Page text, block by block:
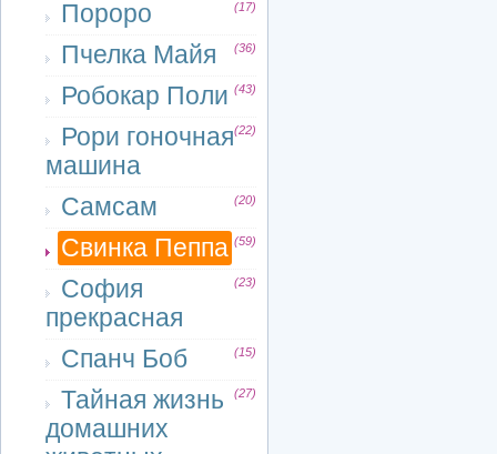
Пороро (17)
Пчелка Майя (36)
Робокар Поли (43)
Рори гоночная
машина
(22)
Самсам (20)
Свинка Пеппа (59)
София
прекрасная
(23)
Спанч Боб (15)
Тайная жизнь
домашних
(27)